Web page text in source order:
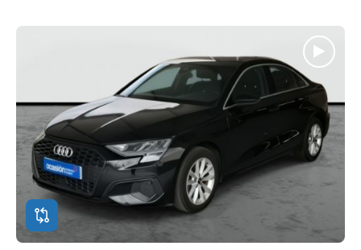
Combustible y cambio (0)
Precio y cuota (0)
Carrocería, año y Kms. (0)